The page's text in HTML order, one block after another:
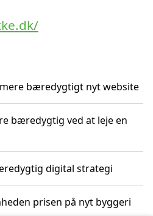
bæredygtigt nyt website
bæredygtig ved at leje en
digital strategi
prisen på nyt byggeri